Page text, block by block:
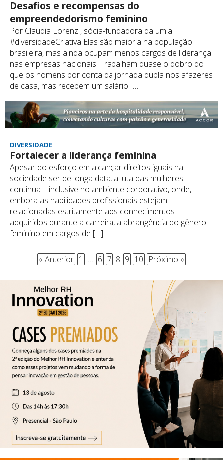
Desafios e recompensas do
empreendedorismo feminino
Por Claudia Lorenz , sócia-fundadora da um.a
#diversidadeCriativa Elas são maioria na população
brasileira, mas ainda ocupam menos cargos de liderança
nas empresas nacionais. Trabalham quase o dobro do
que os homens por conta da jornada dupla nos afazeres
de casa, mas recebem um salário […]
DIVERSIDADE
Fortalecer a liderança feminina
Apesar do esforço em alcançar direitos iguais na
sociedade ser de longa data, a luta das mulheres
continua – inclusive no ambiente corporativo, onde,
embora as habilidades profissionais estejam
relacionadas estritamente aos conhecimentos
adquiridos durante a carreira, a abrangência do gênero
feminino em cargos de […]
« Anterior 1 … 6 7 8 9 10 Próximo »